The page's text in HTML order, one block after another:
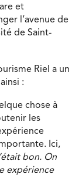
et
l’avenue de
de Saint-
Riel a un
:
chose à
les
Ici,
bon. On
expérience